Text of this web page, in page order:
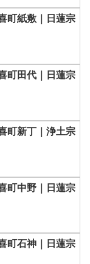
町紙敷｜日蓮宗
町田代｜日蓮宗
町新丁｜浄土宗
町中野｜日蓮宗
町石神｜日蓮宗